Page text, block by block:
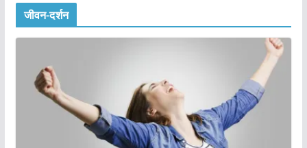
जीवन-दर्शन